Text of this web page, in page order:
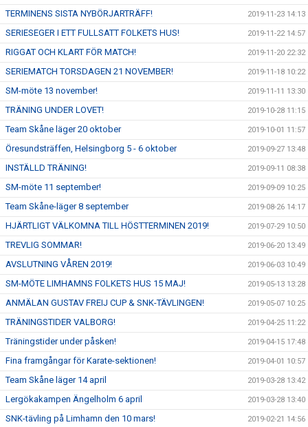
TERMINENS SISTA NYBÖRJARTRÄFF! 2019-11-23 14:13
SERIESEGER I ETT FULLSATT FOLKETS HUS! 2019-11-22 14:57
RIGGAT OCH KLART FÖR MATCH! 2019-11-20 22:32
SERIEMATCH TORSDAGEN 21 NOVEMBER! 2019-11-18 10:22
SM-möte 13 november! 2019-11-11 13:30
TRÄNING UNDER LOVET! 2019-10-28 11:15
Team Skåne läger 20 oktober 2019-10-01 11:57
Öresundsträffen, Helsingborg 5 - 6 oktober 2019-09-27 13:48
INSTÄLLD TRÄNING! 2019-09-11 08:38
SM-möte 11 september! 2019-09-09 10:25
Team Skåne-läger 8 september 2019-08-26 14:17
HJÄRTLIGT VÄLKOMNA TILL HÖSTTERMINEN 2019! 2019-07-29 10:50
TREVLIG SOMMAR! 2019-06-20 13:49
AVSLUTNING VÅREN 2019! 2019-06-03 10:49
SM-MÖTE LIMHAMNS FOLKETS HUS 15 MAJ! 2019-05-13 13:28
ANMÄLAN GUSTAV FREIJ CUP & SNK-TÄVLINGEN! 2019-05-07 10:25
TRÄNINGSTIDER VALBORG! 2019-04-25 11:22
Träningstider under påsken! 2019-04-15 17:48
Fina framgångar för Karate-sektionen! 2019-04-01 10:57
Team Skåne läger 14 april 2019-03-28 13:42
Lergökakampen Ängelholm 6 april 2019-03-28 13:40
SNK-tävling på Limhamn den 10 mars! 2019-02-21 14:56